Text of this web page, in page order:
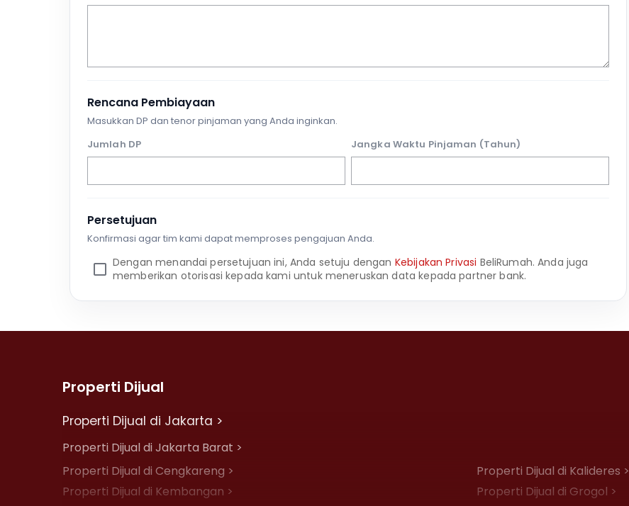
Rencana Pembiayaan
Masukkan DP dan tenor pinjaman yang Anda inginkan.
Jumlah DP
Jangka Waktu Pinjaman (Tahun)
Persetujuan
Konfirmasi agar tim kami dapat memproses pengajuan Anda.
Dengan menandai persetujuan ini, Anda setuju dengan Kebijakan Privasi BeliRumah. Anda juga
memberikan otorisasi kepada kami untuk meneruskan data kepada partner bank.
Properti Dijual
Properti Dijual di Jakarta >
Properti Dijual di Jakarta Barat >
Properti Dijual di Cengkareng >
Properti Dijual di Kalideres >
Properti Dijual di Kembangan >
Properti Dijual di Grogol >